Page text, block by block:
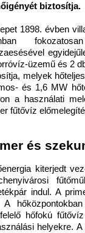
biztosítja.
1898. évben
üzemű és 2
melyek
és 1,6 MW
a használati
fűtővíz
és
kiterjedt
indul. A
A
hőfokú
helyekre.